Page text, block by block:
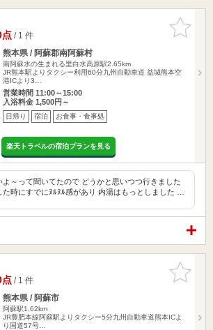
お気に入
りに追加
点/ 1 件
熊本県 / 阿蘇郡南阿蘇村
南阿蘇水の生まれる里白水高原駅2.65km
JR熊本駅よりタクシー利用60分九州自動車道 益城熊本空
港ICより3…
営業時間 11:00～15:00
入浴料金 1,500円～
日帰り 宿泊 お食事・食事処
楽天トラベルの宿泊プランを見る
よ～って聞いてたので どうかと思いつつ行きました
た時にすでにﾇﾙﾇﾙ感があり 内湯はもっとしました …
お気に入
りに追加
点/ 1 件
熊本県 / 阿蘇市
阿蘇駅1.62km
JR豊肥本線阿蘇駅よりタクシー5分九州自動車道熊本ICよ
り国道57号…